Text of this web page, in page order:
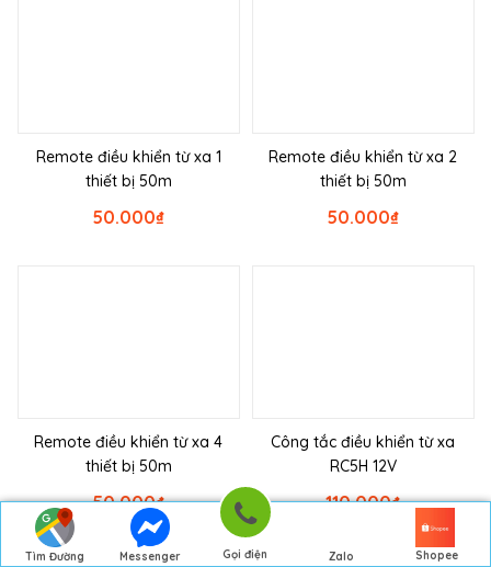
Tìm Đường
Messenger Gọi điện Zalo Shopee
Remote điều khiển từ xa 1
thiết bị 50m
₫
50.000
Remote điều khiển từ xa 2
thiết bị 50m
₫
50.000
Remote điều khiển từ xa 4
thiết bị 50m
₫
50.000
Công tắc điều khiển từ xa
RC5H 12V
₫
110.000